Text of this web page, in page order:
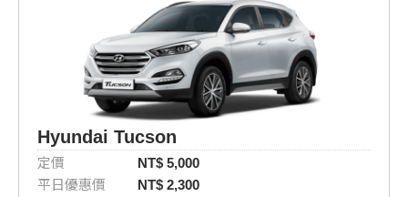
Hyundai Tucson
定價
NT$ 5,000
平日優惠價
NT$ 2,300